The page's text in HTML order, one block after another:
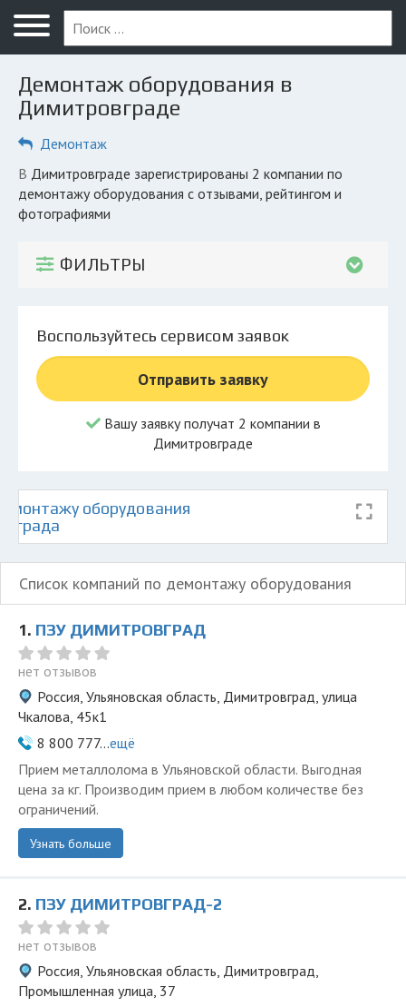
Меню
Главная
Вопрос юристу
Компании
КОМПАНИЯМ
© 2026 Все права защищены
Демонтаж оборудования в
Димитровграде
Демонтаж
в Димитровграде зарегистрированы 2 компании по
демонтажу оборудования с отзывами, рейтингом и
фотографиями
ФИЛЬТРЫ
Воспользуйтесь сервисом заявок
Отправить заявку
Вашу заявку получат 2 компании в
Димитровграде
оборудования
Список компаний по демонтажу оборудования
1. ПЗУ ДИМИТРОВГРАД
нет отзывов
Россия, Ульяновская область, Димитровград, улица
Чкалова, 45к1
8 800 777...ещё
Прием металлолома в Ульяновской области. Выгодная
цена за кг. Производим прием в любом количестве без
ограничений.
Узнать больше
2. ПЗУ ДИМИТРОВГРАД-2
нет отзывов
Россия, Ульяновская область, Димитровград,
Промышленная улица, 37